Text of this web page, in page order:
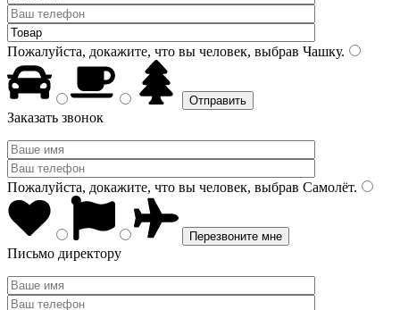
Пожалуйста, докажите, что вы человек, выбрав Чашку.
Заказать звонок
Пожалуйста, докажите, что вы человек, выбрав Самолёт.
Письмо директору